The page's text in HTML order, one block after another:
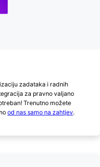
zadataka i radnih
za pravno valjano
Trenutno možete
od nas samo na zahtjev.